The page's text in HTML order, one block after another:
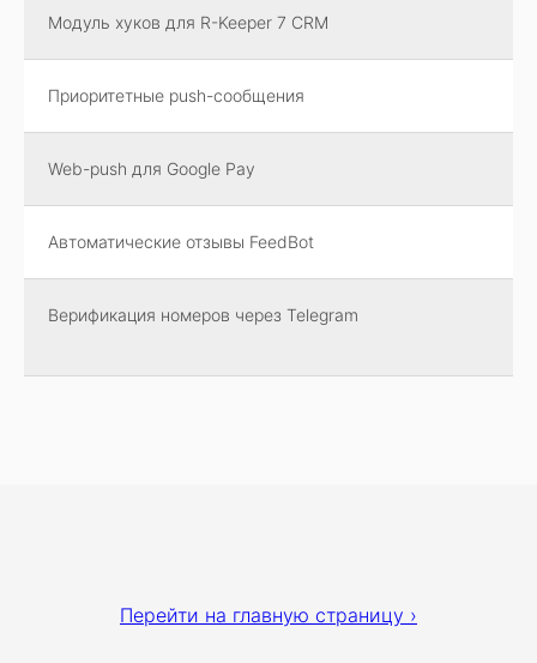
Модуль хуков для R-Keeper 7 CRM
Приоритетные push-сообщения
Web-push для Google Pay
Автоматические отзывы FeedBot
Верификация номеров через Telegram
Перейти на главную страницу ›